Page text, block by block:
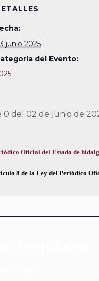
junio 2025
del Evento:
0 del 02 de junio de
Oficial del Estado de
8 de la Ley del Periódico